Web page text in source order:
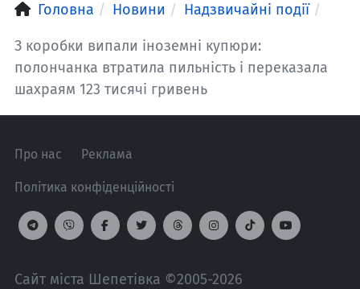
Головна Новини Надзвичайні події
З коробки випали іноземні купюри:
полончанка втратила пильність і переказала
шахраям 123 тисячі гривень
Про нас Реклама
Політика конфіденційності
Сайт міста Шепетівка ©2005-2026